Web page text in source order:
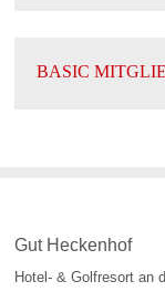
BASIC
Gut Heckenhof
Hotel- & Golfresort